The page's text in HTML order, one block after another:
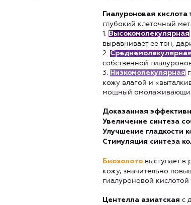
Гиалуроновая
глубокий клеточный
1. Высокомолекулярная
выравнивает ее тон,
2. Среднемолекулярная
собственной
3. Низкомолекулярная
кожу влагой и
мощный
Доказанная
Увеличение синтеза
Улучшение гладкости
Стимуляция синтеза
Биозолото выступает
кожу, значительно
гиалуроновой
Центелла азиатская с